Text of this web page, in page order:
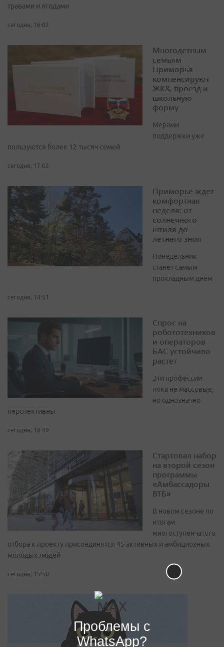
травами и ягодами
сегодня, 16:02
Многодетным
семьям
Приморья
компенсируют
ЖКХ, проезд и
школьную
форму
Мерами
поддержки уже
пользуются более 12 тысяч семей
сегодня, 17:02
Приморье ждет
комфортная
неделя: от
солнечного
штиля до
летнего зноя
Понедельник
станет самым
прохладным днем
сегодня, 14:51
Спрос на
робототехников
и операторов
БАС устойчиво
растет
Эти профессии
пока не массовые,
но однозначно
перспективны
сегодня, 16:49
Стартовал набор
на второй сезон
программы
«Амбассадоры
ВТБ»
В новом сезоне по
итогам
многоступенчатого
отбора к проекту присоединятся 45 активных и амбициозных
молодых людей
сегодня, 15:50
Проблемы с
WhatsApp?